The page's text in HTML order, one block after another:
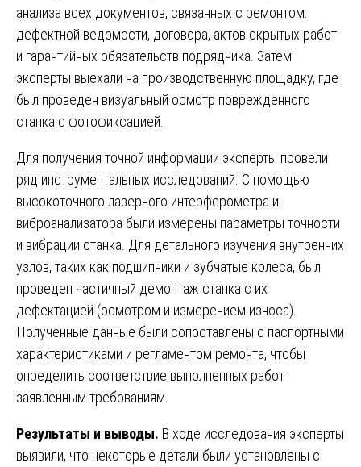
анализа всех документов, связанных с ремонтом:
дефектной ведомости, договора, актов скрытых работ
и гарантийных обязательств подрядчика. Затем
эксперты выехали на производственную площадку, где
был проведен визуальный осмотр поврежденного
станка с фотофиксацией.
Для получения точной информации эксперты провели
ряд инструментальных исследований. С помощью
высокоточного лазерного интерферометра и
виброанализатора были измерены параметры точности
и вибрации станка. Для детального изучения внутренних
узлов, таких как подшипники и зубчатые колеса, был
проведен частичный демонтаж станка с их
дефектацией (осмотром и измерением износа).
Полученные данные были сопоставлены с паспортными
характеристиками и регламентом ремонта, чтобы
определить соответствие выполненных работ
заявленным требованиям.
Результаты и выводы. В ходе исследования эксперты
выявили, что некоторые детали были установлены с